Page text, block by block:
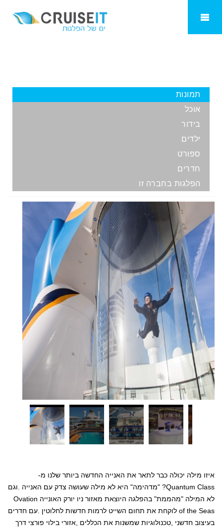
Ovation of the seas
תמונות
אוכל
בידור
ילדים
ספורט
חדרים
הפלגות בחברה זו
איזו מילה יכולה כבר לתאר את האנייה החדשה ביותר שלנו מ-
Quantum Class? "מדהימה" היא לא מילה שעושה צדק עם האנייה
וגם
לא המילה "מהממת" בהפלגה היוצאת מאזור ניו יורק האונייה Ovation
of the Seas לוקחת את תחום השייט לרמות חדשות לחלוטין עם חדרים
בעיצוב חדשני טכנולוגיות שמשנות את הכללים אזורי בילוי פורצי דרך